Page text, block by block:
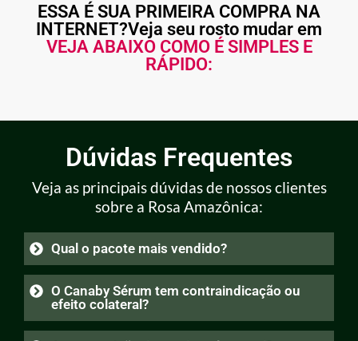
ESSA É SUA PRIMEIRA COMPRA NA
INTERNET?Veja seu rosto mudar em
VEJA ABAIXO COMO É SIMPLES E
RÁPIDO:
Dúvidas Frequentes
Veja as principais dúvidas de nossos clientes
sobre a Rosa Amazônica:
Qual o pacote mais vendido?
O Canaby Sérum tem contraindicação ou
efeito colateral?